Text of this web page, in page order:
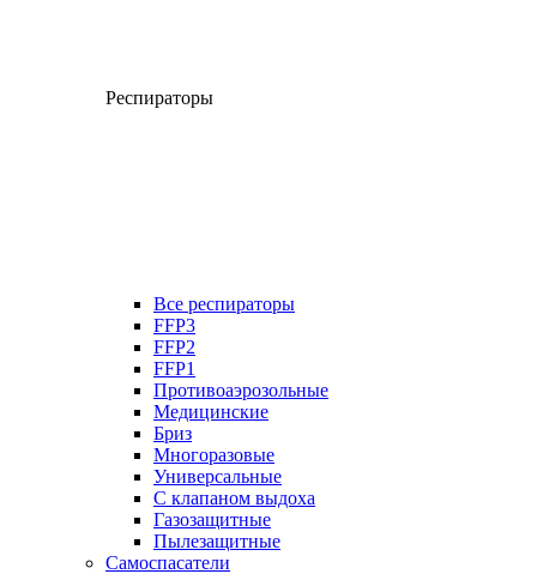
Респираторы
Все респираторы
FFP3
FFP2
FFP1
Противоаэрозольные
Медицинские
Бриз
Многоразовые
Универсальные
С клапаном выдоха
Газозащитные
Пылезащитные
Самоспасатели